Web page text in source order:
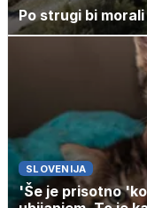
Po strugi bi
SLOVENIJA
'Še je prisotno